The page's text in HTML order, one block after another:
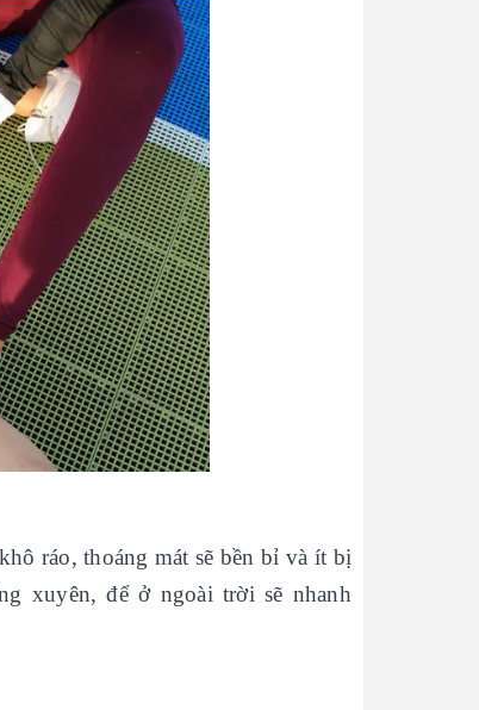
ráo, thoáng mát sẽ bền bỉ và ít bị
xuyên, để ở ngoài trời sẽ nhanh